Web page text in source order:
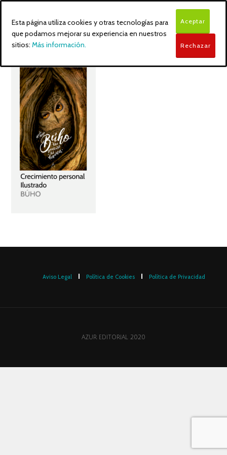
Aviso Legal Política de Cookies Política de Privacidad
AZUR EDITORIAL 2020
Esta página utiliza cookies y otras tecnologías para
que podamos mejorar su experiencia en nuestros
sitios: Más información.
Aceptar
Rechazar